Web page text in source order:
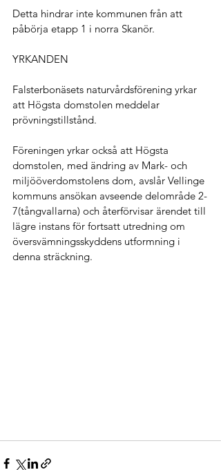
Detta hindrar inte kommunen från att
påbörja etapp 1 i norra Skanör.
YRKANDEN
Falsterbonäsets naturvårdsförening yrkar
att Högsta domstolen meddelar
prövningstillstånd.
Föreningen yrkar också att Högsta
domstolen, med ändring av Mark- och
miljööverdomstolens dom, avslår Vellinge
kommuns ansökan avseende delområde 2-
7(tångvallarna) och återförvisar ärendet till
lägre instans för fortsatt utredning om
översvämningsskyddens utformning i
denna sträckning.